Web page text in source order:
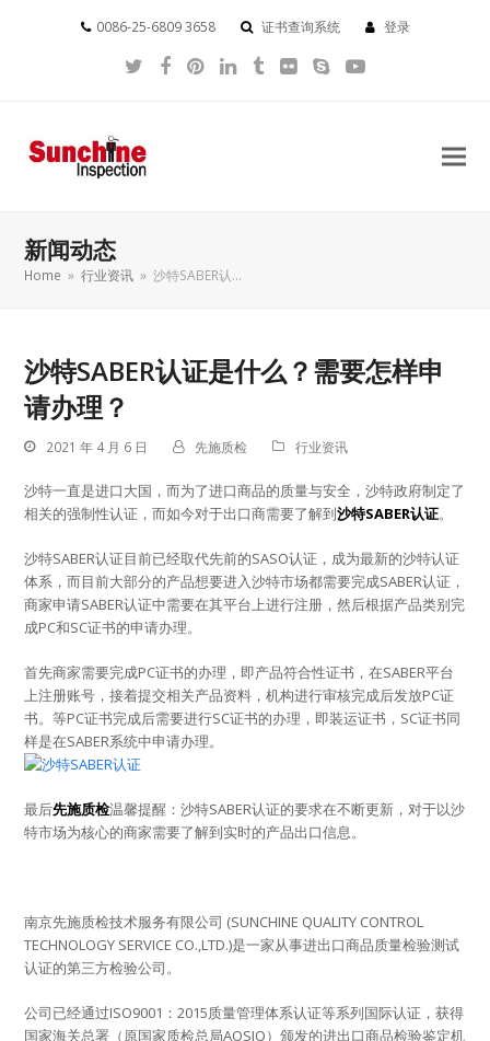
0086-25-6809 3658 证书查询系统 登录
Twitter
Facebook
Pinterest
LinkedIn
Tumblr
FlickrSkypeYouTube
新闻动态
Home » 行业资讯 » 沙特SABER认…
沙特SABER认证是什么？需要怎样申
请办理？
2021 年 4 月 6 日 先施质检 行业资讯
沙特一直是进口大国，而为了进口商品的质量与安全，沙特政府制定了
相关的强制性认证，而如今对于出口商需要了解到沙特SABER认证。
沙特SABER认证目前已经取代先前的SASO认证，成为最新的沙特认证
体系，而目前大部分的产品想要进入沙特市场都需要完成SABER认证，
商家申请SABER认证中需要在其平台上进行注册，然后根据产品类别完
成PC和SC证书的申请办理。
首先商家需要完成PC证书的办理，即产品符合性证书，在SABER平台
上注册账号，接着提交相关产品资料，机构进行审核完成后发放PC证
书。等PC证书完成后需要进行SC证书的办理，即装运证书，SC证书同
样是在SABER系统中申请办理。
最后先施质检温馨提醒：沙特SABER认证的要求在不断更新，对于以沙
特市场为核心的商家需要了解到实时的产品出口信息。
南京先施质检技术服务有限公司 (SUNCHINE QUALITY CONTROL
TECHNOLOGY SERVICE CO.,LTD.)是一家从事进出口商品质量检验测试
认证的第三方检验公司。
公司已经通过ISO9001：2015质量管理体系认证等系列国际认证，获得
国家海关总署（原国家质检总局AQSIQ）颁发的进出口商品检验鉴定机